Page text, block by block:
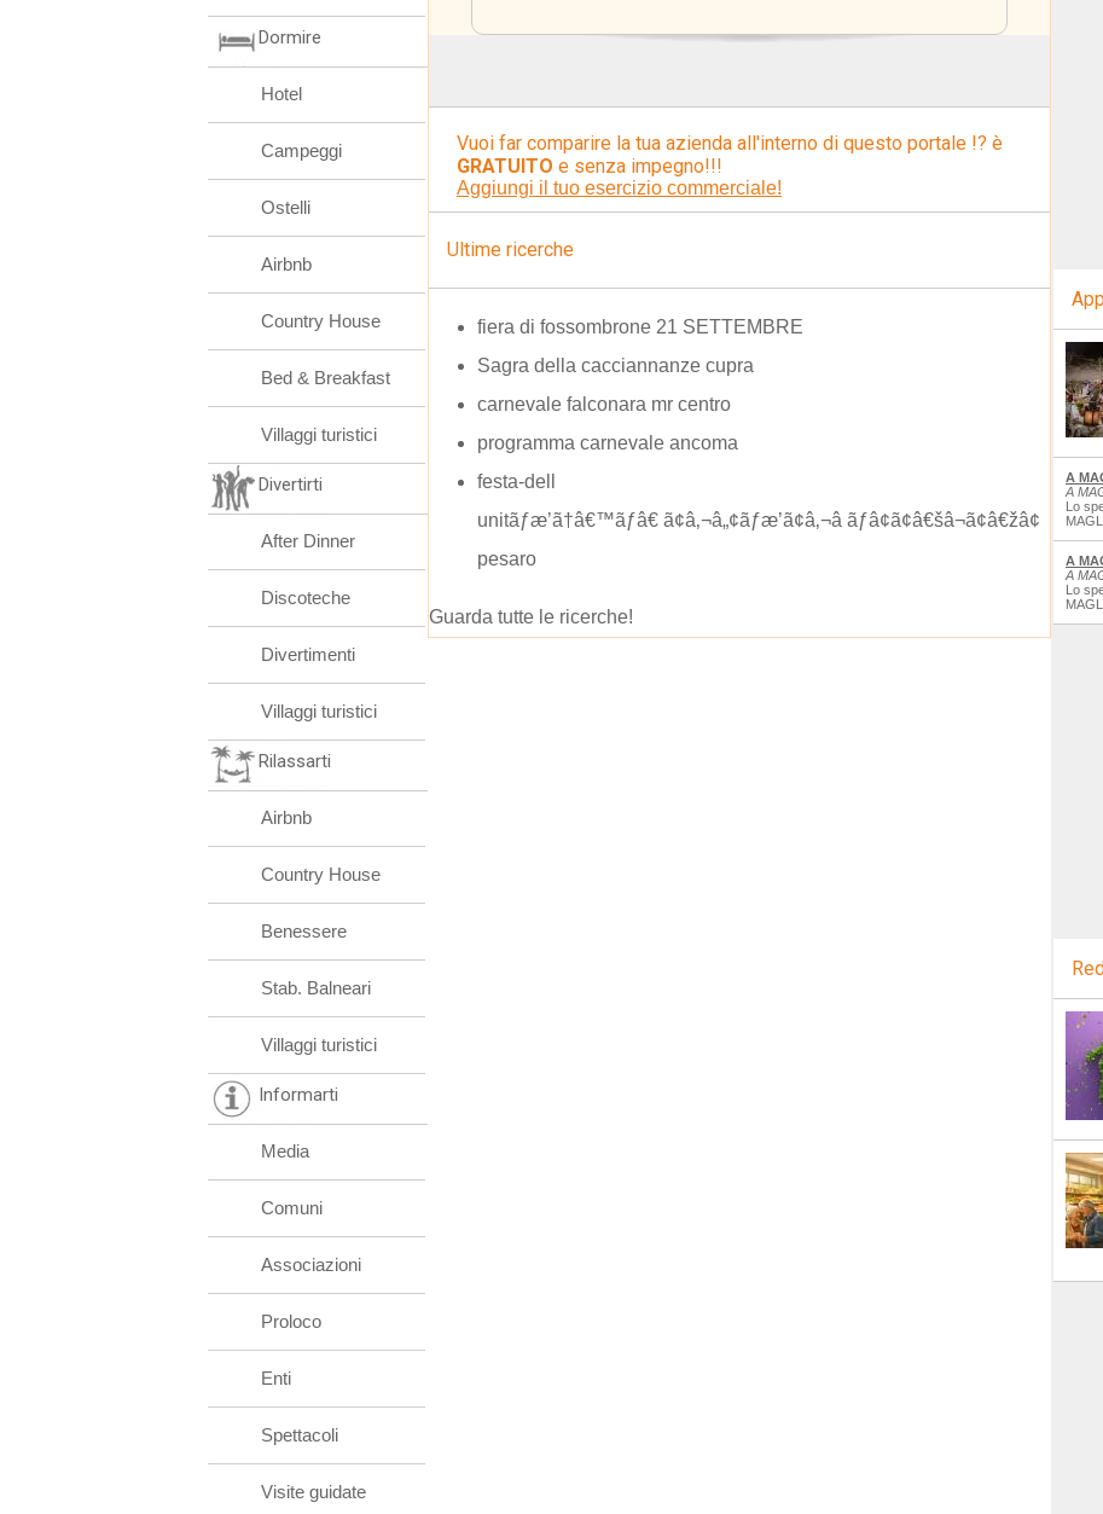
Vuoi far comparire la tua azienda all'interno di questo portale !? è
GRATUITO e senza impegno!!!
Aggiungi il tuo esercizio commerciale!
Ultime ricerche
fiera di fossombrone 21 SETTEMBRE
Sagra della cacciannanze cupra
carnevale falconara mr centro
programma carnevale ancoma
festa-dell
unitãƒæ’ã†â€™ãƒâ€ ã¢â‚¬â„¢ãƒæ’ã¢â‚¬â ãƒâ¢ã¢â€šâ¬ã¢â€žâ¢
pesaro
Guarda tutte le ricerche!
Dormire
Hotel
Campeggi
Ostelli
Airbnb
Country House
Bed & Breakfast
Villaggi turistici
Divertirti
After Dinner
Discoteche
Divertimenti
Villaggi turistici
Rilassarti
Airbnb
Country House
Benessere
Stab. Balneari
Villaggi turistici
Informarti
Media
Comuni
Associazioni
Proloco
Enti
Spettacoli
Visite guidate
A
A
Lo
A
A
Lo